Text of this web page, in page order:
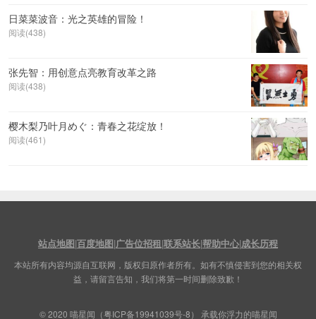
日菜菜波音：光之英雄的冒险！
阅读(438)
张先智：用创意点亮教育改革之路
阅读(438)
樱木梨乃叶月めぐ：青春之花绽放！
阅读(461)
站点地图|百度地图|广告位招租|联系站长|帮助中心|成长历程
本站所有内容均源自互联网，版权归原作者所有。如有不慎侵害到您的相关权
益，请留言告知，我们将第一时间删除致歉！
© 2020 喵星闻 （粤ICP备19941039号-8） 承载你浮力的喵星闻